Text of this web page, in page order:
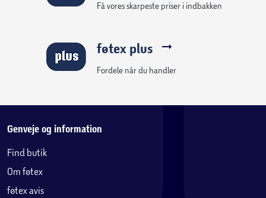
Få vores skarpeste priser i indbakken
føtex plus
Fordele når du handler
Genveje og information
Find butik
Om føtex
føtex avis